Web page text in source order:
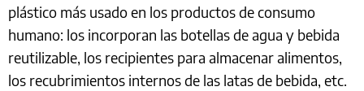
plástico más usado en los productos de consumo
humano: los incorporan las botellas de agua y bebida
reutilizable, los recipientes para almacenar alimentos,
los recubrimientos internos de las latas de bebida, etc.